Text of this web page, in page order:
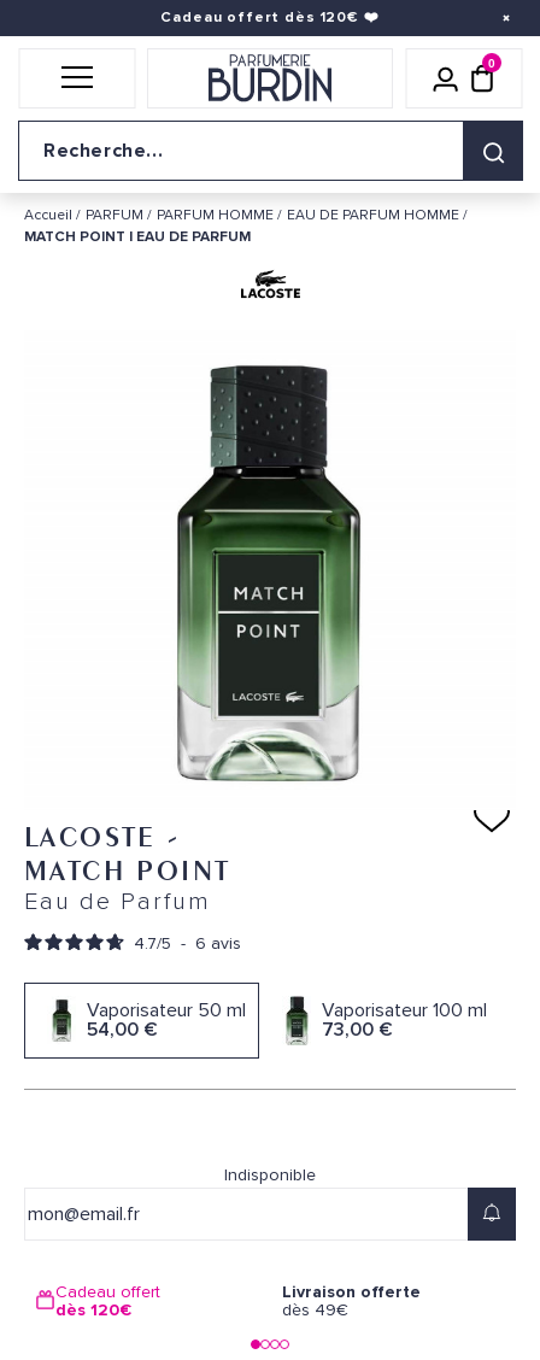
Accueil PARFUM PARFUM HOMME
EAU DE PARFUM HOMME
MATCH POINT | EAU DE PARFUM
LACOSTE -
MATCH POINT
Eau de Parfum
4.7/5 - 6 avis
Vaporisateur 50 ml
54,00 €
Vaporisateur 100 ml
73,00 €
Indisponible
Cadeau offert
dès 120€
Livraison offerte
dès 49€
Cadeau offert dès 120€ ❤️
Icône
0